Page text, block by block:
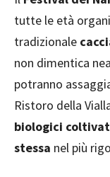
tutte le età
tradizionale
non dimentica
potranno
Ristoro della
biologici
stessa nel più